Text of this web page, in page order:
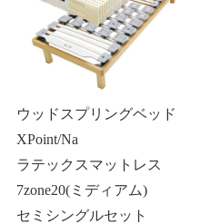
ウッドスプリングベッド
XPoint/Na
ラテックスマットレス
7zone20(ミディアム)
セミシングルセット